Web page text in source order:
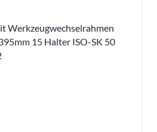
Werkzeugwechselrahmen
15 Halter ISO-SK 50